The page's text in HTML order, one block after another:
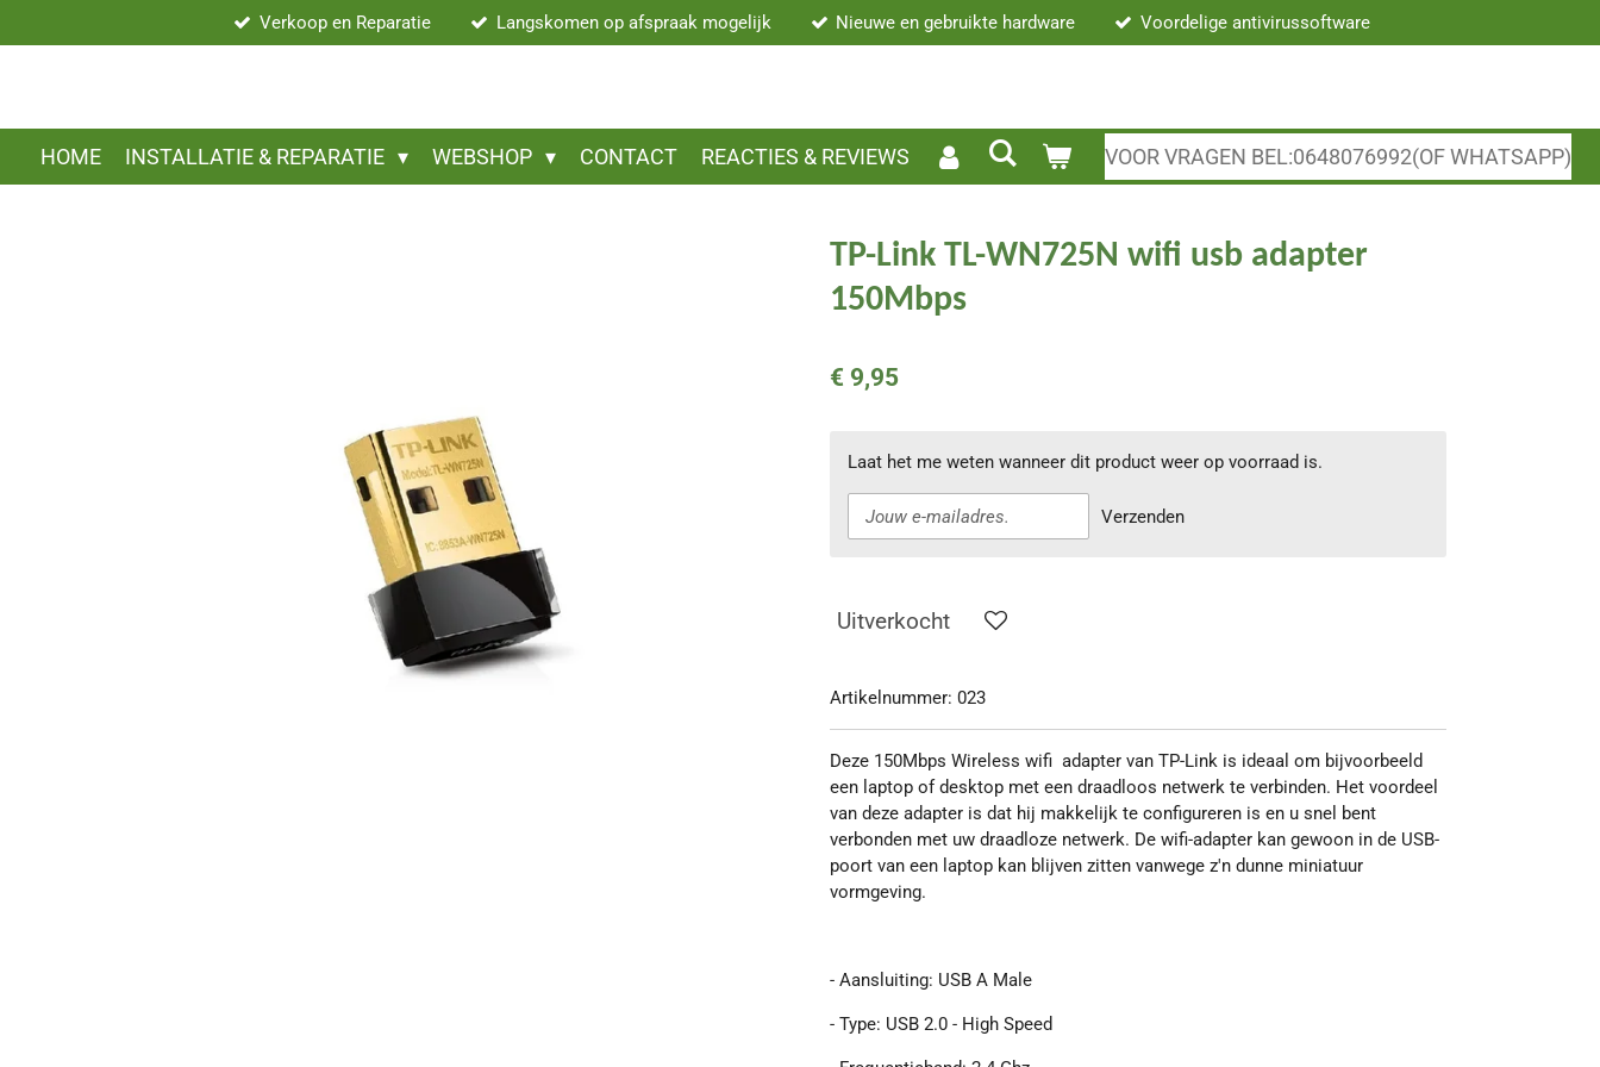
direct
hoofdinhoud
Verkoop en Reparatie Langskomen op afspraak mogelijk Nieuwe en gebruikte hardware Voordelige antivirussoftware
HOME INSTALLATIE & REPARATIE WEBSHOP CONTACT REACTIES & REVIEWS VOOR VRAGEN BEL:0648076992(OF WHATSAPP)
TP-Link TL-WN725N wifi usb adapter
150Mbps
€ 9,95
Laat het me weten wanneer dit product weer op voorraad is.
Verzenden
Uitverkocht
Artikelnummer: 023
Deze 150Mbps Wireless wifi adapter van TP-Link is ideaal om bijvoorbeeld
een laptop of desktop met een draadloos netwerk te verbinden. Het voordeel
van deze adapter is dat hij makkelijk te configureren is en u snel bent
verbonden met uw draadloze netwerk. De wifi-adapter kan gewoon in de USB-
poort van een laptop kan blijven zitten vanwege z'n dunne miniatuur
vormgeving.
- Aansluiting: USB A Male
- Type: USB 2.0 - High Speed